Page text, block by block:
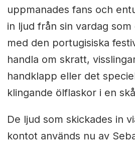
uppmanades fans och
in ljud från sin vardag som
med den portugisiska
handla om skratt,
handklapp eller det
klingande ölflaskor i en
De ljud som skickades in
kontot används nu av